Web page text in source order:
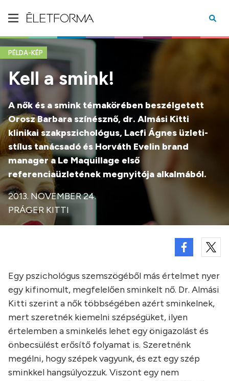
PÉLDA-KÉP
Kell a smink!
A nők és a smink témakörében beszélgetett
Orosz Barbara színésznő, dr. Almási Kitti
klinikai szakpszichológus, Lacfi Ágnes üzleti-
stílus tanácsadó és Horváth Evelin brand
manager a Le Maquillage első
referenciaüzletének megnyitója alkalmából.
2013. NOVEMBER 24.
PRÁGER KITTI
Egy pszichológus szemszögéből más értelmet nyer
egy kifinomult, megfelelően sminkelt nő. Dr. Almási
Kitti szerint a nők többségében azért sminkelnek,
mert szeretnék kiemelni szépségüket, ilyen
értelemben a sminkelés lehet egy önigazolást és
önbecsülést erősítő folyamat is. Szeretnénk
megélni, hogy szépek vagyunk, és ezt egy szép
sminkkel hangsúlyozzuk. Viszont egy nem